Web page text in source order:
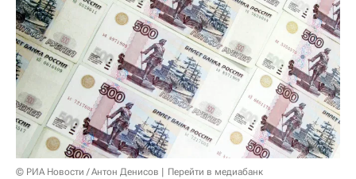
© РИА Новости / Антон Денисов Перейти в медиабанк